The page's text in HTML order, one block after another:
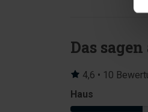
Das
4,6 • 10
Haus